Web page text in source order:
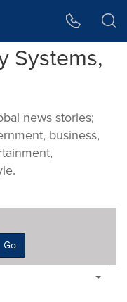
Systems,
news stories;
business,
Go